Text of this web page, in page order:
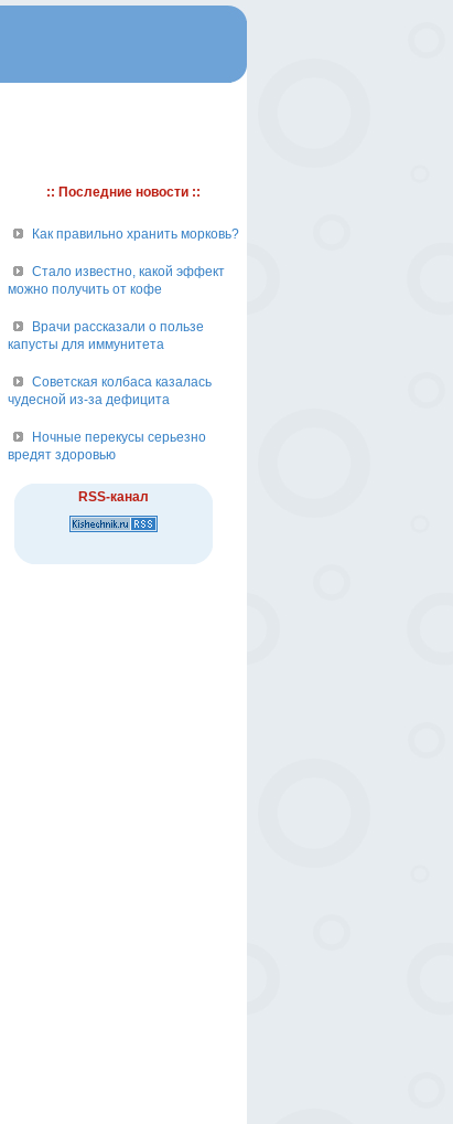
:: Последние новости ::
Как правильно хранить морковь?
Стало известно, какой эффект
можно получить от кофе
Врачи рассказали о пользе
капусты для иммунитета
Советская колбаса казалась
чудесной из-за дефицита
Ночные перекусы серьезно
вредят здоровью
RSS-канал